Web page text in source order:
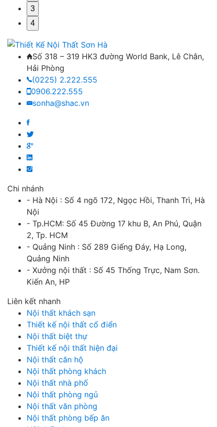
3
4
Số 318 – 319 HK3 đường World Bank, Lê Chân,
Hải Phòng
(0225) 2.222.555
0906.222.555
sonha@shac.vn
Chi nhánh
- Hà Nội : Số 4 ngõ 172, Ngọc Hồi, Thanh Trì, Hà
Nội
- Tp.HCM: Số 45 Đường 17 khu B, An Phú, Quận
2, Tp. HCM
- Quảng Ninh : Số 289 Giếng Đáy, Hạ Long,
Quảng Ninh
- Xưởng nội thất : Số 45 Thống Trực, Nam Sơn.
Kiến An, HP
Liên kết nhanh
Nội thất khách sạn
Thiết kế nội thất cổ điển
Nội thất biệt thự
Thiết kế nội thất hiện đại
Nội thất căn hộ
Nội thất phòng khách
Nội thất nhà phố
Nội thất phòng ngủ
Nội thất văn phòng
Nội thất phòng bếp ăn